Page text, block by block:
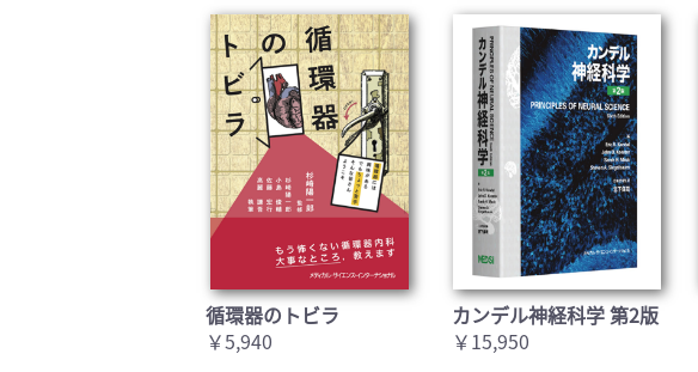
循環器のトビラ
￥5,940
カンデル神経科学 第2版
￥15,950